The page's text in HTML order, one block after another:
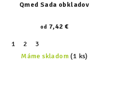
Qmed Sada obkladov
od 7,42 €
1 2
3
Máme skladom (1 ks)